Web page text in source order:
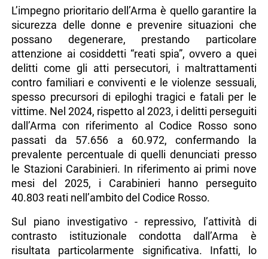
L’impegno prioritario dell’Arma è quello garantire la
sicurezza delle donne e prevenire situazioni che
possano degenerare, prestando particolare
attenzione ai cosiddetti “reati spia”, ovvero a quei
delitti come gli atti persecutori, i maltrattamenti
contro familiari e conviventi e le violenze sessuali,
spesso precursori di epiloghi tragici e fatali per le
vittime. Nel 2024, rispetto al 2023, i delitti perseguiti
dall’Arma con riferimento al Codice Rosso sono
passati da 57.656 a 60.972, confermando la
prevalente percentuale di quelli denunciati presso
le Stazioni Carabinieri. In riferimento ai primi nove
mesi del 2025, i Carabinieri hanno perseguito
40.803 reati nell’ambito del Codice Rosso.
Sul piano investigativo - repressivo, l’attività di
contrasto istituzionale condotta dall’Arma è
risultata particolarmente significativa. Infatti, lo